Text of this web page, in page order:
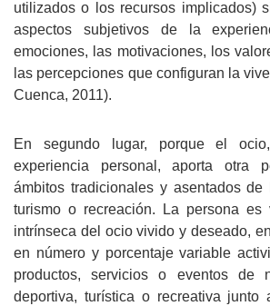
utilizados o los recursos implicados)
aspectos subjetivos de la
emociones, las motivaciones, los
las percepciones que configuran la
Cuenca, 2011).
En segundo lugar, porque el
experiencia personal, aporta otra
ámbitos tradicionales y asentados de
turismo o recreación. La persona
intrínseca del ocio vivido y deseado,
en número y porcentaje variable
productos, servicios o eventos de
deportiva, turística o recreativa junto